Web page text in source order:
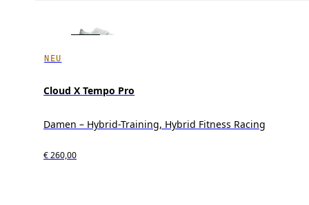
NEU
Cloud X Tempo Pro
Damen – Hybrid-Training, Hybrid Fitness Racing
€ 260,00